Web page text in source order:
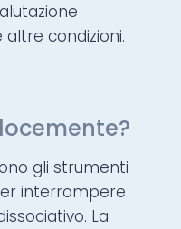
condizioni.
gli strumenti
interrompere
La